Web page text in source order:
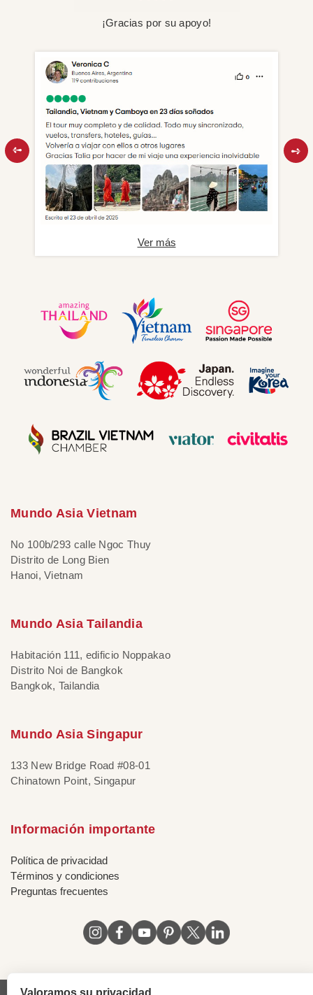
¡Gracias por su apoyo!
Ver más
Mundo Asia Vietnam
No 100b/293 calle Ngoc Thuy
Distrito de Long Bien
Hanoi, Vietnam
Mundo Asia Tailandia
Habitación 111, edificio Noppakao
Distrito Noi de Bangkok
Bangkok, Tailandia
Mundo Asia Singapur
133 New Bridge Road #08-01
Chinatown Point, Singapur
Información importante
Política de privacidad
Términos y condiciones
Preguntas frecuentes
Valoramos su privacidad